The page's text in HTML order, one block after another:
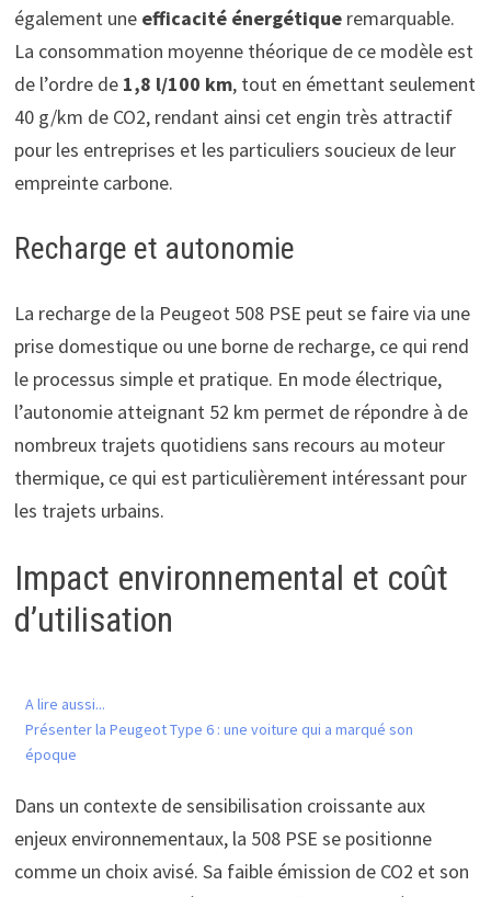
également une efficacité énergétiqueremarquable.
La consommation moyenne théorique de ce modèle est
de l’ordre de1,8 l/100 km, tout en émettant seulement
40 g/km de CO2, rendant ainsi cet engin très attractif
pour les entreprises et les particuliers soucieux de leur
empreinte carbone.
Recharge et autonomie
La recharge de la Peugeot 508 PSE peut se faire via une
prise domestique ou une borne de recharge, ce qui rend
le processus simple et pratique. En mode électrique,
l’autonomie atteignant 52 km permet de répondre à de
nombreux trajets quotidiens sans recours au moteur
thermique, ce qui est particulièrement intéressant pour
les trajets urbains.
Impact environnemental et coût
d’utilisation
A lire aussi...
Présenter la Peugeot Type 6 : une voiture qui a marqué son
époque
Dans un contexte de sensibilisation croissante aux
enjeux environnementaux, la 508 PSE se positionne
comme un choix avisé. Sa faible émission de CO2 et son